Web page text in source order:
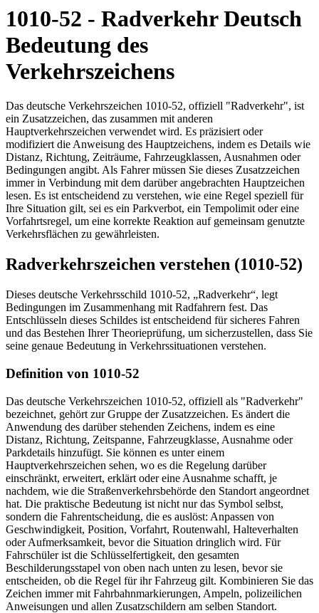
1010-52 - Radverkehr Deutsch
Bedeutung des
Verkehrszeichens
Das deutsche Verkehrszeichen 1010-52, offiziell "Radverkehr", ist
ein Zusatzzeichen, das zusammen mit anderen
Hauptverkehrszeichen verwendet wird. Es präzisiert oder
modifiziert die Anweisung des Hauptzeichens, indem es Details wie
Distanz, Richtung, Zeiträume, Fahrzeugklassen, Ausnahmen oder
Bedingungen angibt. Als Fahrer müssen Sie dieses Zusatzzeichen
immer in Verbindung mit dem darüber angebrachten Hauptzeichen
lesen. Es ist entscheidend zu verstehen, wie eine Regel speziell für
Ihre Situation gilt, sei es ein Parkverbot, ein Tempolimit oder eine
Vorfahrtsregel, um eine korrekte Reaktion auf gemeinsam genutzte
Verkehrsflächen zu gewährleisten.
Radverkehrszeichen verstehen (1010-52)
Dieses deutsche Verkehrsschild 1010-52, „Radverkehr“, legt
Bedingungen im Zusammenhang mit Radfahrern fest. Das
Entschlüsseln dieses Schildes ist entscheidend für sicheres Fahren
und das Bestehen Ihrer Theorieprüfung, um sicherzustellen, dass Sie
seine genaue Bedeutung in Verkehrssituationen verstehen.
Definition von 1010-52
Das deutsche Verkehrszeichen 1010-52, offiziell als "Radverkehr"
bezeichnet, gehört zur Gruppe der Zusatzzeichen. Es ändert die
Anwendung des darüber stehenden Zeichens, indem es eine
Distanz, Richtung, Zeitspanne, Fahrzeugklasse, Ausnahme oder
Parkdetails hinzufügt. Sie können es unter einem
Hauptverkehrszeichen sehen, wo es die Regelung darüber
einschränkt, erweitert, erklärt oder eine Ausnahme schafft, je
nachdem, wie die Straßenverkehrsbehörde den Standort angeordnet
hat. Die praktische Bedeutung ist nicht nur das Symbol selbst,
sondern die Fahr­ent­schei­dung, die es auslöst: Anpassen von
Geschwindigkeit, Position, Vorfahrt, Routenwahl, Halte­ver­hal­ten
oder Aufmerksamkeit, bevor die Situation dringlich wird. Für
Fahrschüler ist die Schlüsselfertigkeit, den gesamten
Beschilderungsstapel von oben nach unten zu lesen, bevor sie
entscheiden, ob die Regel für ihr Fahrzeug gilt. Kombinieren Sie das
Zeichen immer mit Fahrbahnmarkierungen, Ampeln, polizeilichen
Anweisungen und allen Zusatzschildern am selben Standort.